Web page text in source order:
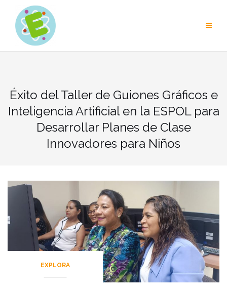
content
Éxito del Taller de Guiones Gráficos e
Inteligencia Artificial en la ESPOL para
Desarrollar Planes de Clase
Innovadores para Niños
EXPLORA